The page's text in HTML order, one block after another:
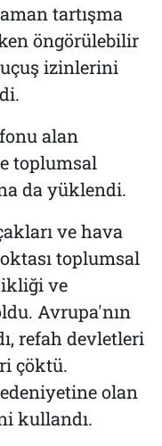
tartışma
öngörülebilir
izinlerini
alan
toplumsal
da yüklendi.
ve hava
toplumsal
ve
Avrupa'nın
refah devletleri
çöktü.
olan
kullandı.